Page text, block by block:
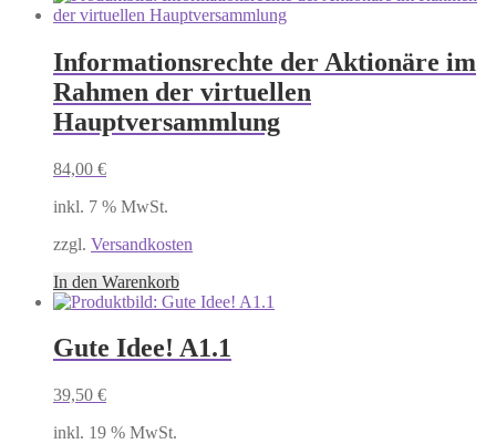
Informationsrechte der Aktionäre im
Rahmen der virtuellen
Hauptversammlung
84,00 €
inkl. 7 % MwSt.
zzgl. Versandkosten
In den Warenkorb
Gute Idee! A1.1
39,50 €
inkl. 19 % MwSt.